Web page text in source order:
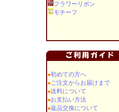
フラワーリボン
モチーフ
■初めての方へ
■ご注文からお届けまで
■送料について
■お支払い方法
■返品交換について